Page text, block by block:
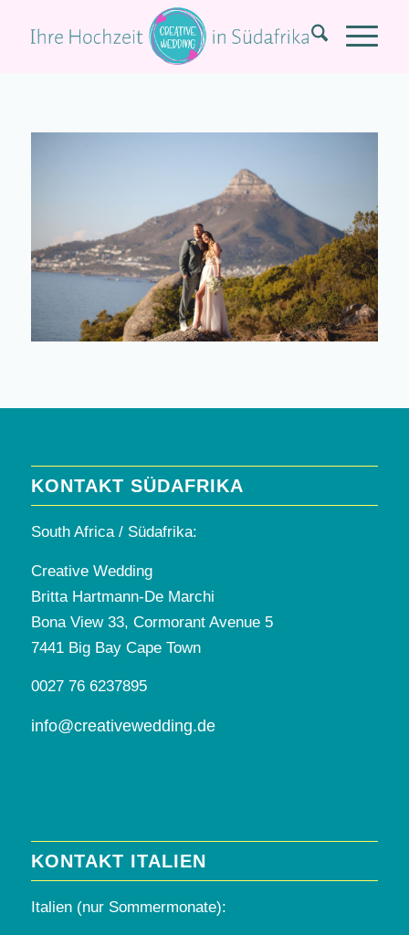
KONTAKT SÜDAFRIKA
South Africa / Südafrika:
Creative Wedding
Britta Hartmann-De Marchi
Bona View 33, Cormorant Avenue 5
7441 Big Bay Cape Town
0027 76 6237895
info@creativewedding.de
KONTAKT ITALIEN
Italien (nur Sommermonate):